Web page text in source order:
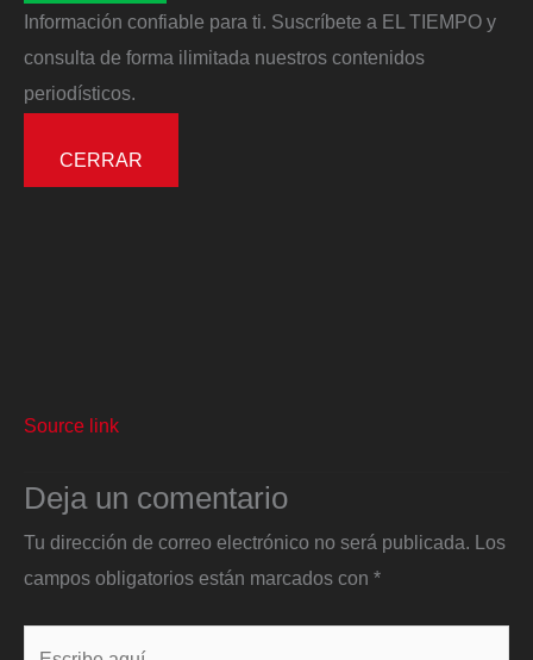
Información confiable para ti. Suscríbete a EL TIEMPO y
consulta de forma ilimitada nuestros contenidos
periodísticos.
CERRAR
Source link
Deja un comentario
Tu dirección de correo electrónico no será publicada.
Los
campos obligatorios están marcados con *